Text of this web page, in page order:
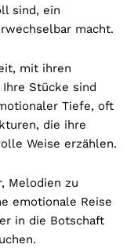
sind, ein
macht.
mit ihren
Stücke sind
Tiefe, oft
die ihre
Weise erzählen.
Melodien zu
emotionale Reise
in die Botschaft